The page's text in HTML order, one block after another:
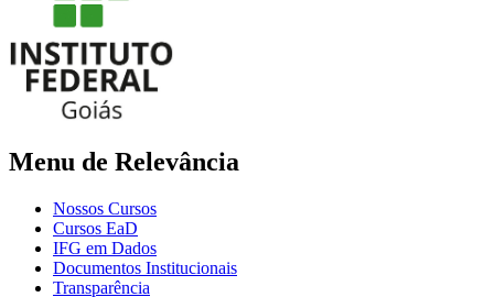
Menu de Relevância
Nossos Cursos
Cursos EaD
IFG em Dados
Documentos Institucionais
Transparência